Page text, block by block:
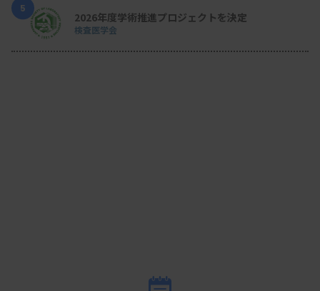
5
2026年度学術推進プロジェクトを決定
検査医学会